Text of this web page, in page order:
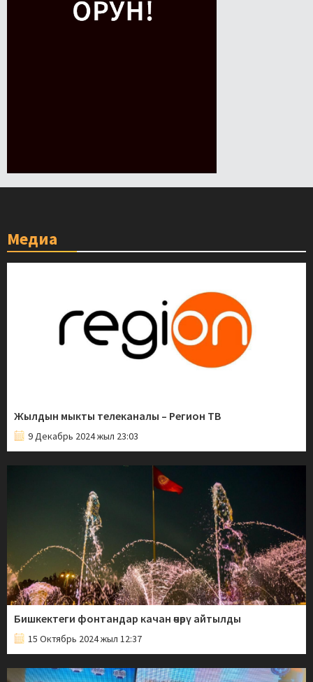
Медиа
Жылдын мыкты телеканалы – Регион ТВ
9 Декабрь 2024 жыл 23:03
Бишкектеги фонтандар качан өчөрү айтылды
15 Октябрь 2024 жыл 12:37